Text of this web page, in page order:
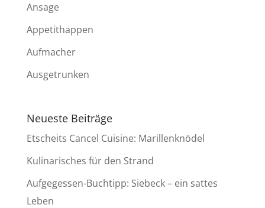
Ansage
Appetithappen
Aufmacher
Ausgetrunken
Neueste Beiträge
Etscheits Cancel Cuisine: Marillenknödel
Kulinarisches für den Strand
Aufgegessen-Buchtipp: Siebeck – ein sattes
Leben